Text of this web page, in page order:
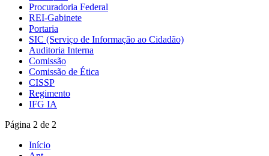
Procuradoria Federal
REI-Gabinete
Portaria
SIC (Serviço de Informação ao Cidadão)
Auditoria Interna
Comissão
Comissão de Ética
CISSP
Regimento
IFG IA
Página 2 de 2
Início